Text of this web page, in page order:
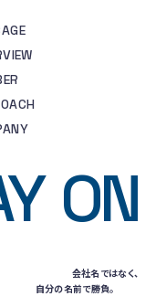
ON
会社名ではなく、
自分の名前で勝負。